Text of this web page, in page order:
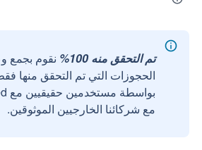
تم التحقق منه 100%
نقوم بجمع
الحجوزات التي تم التحقق منها
مع شركائنا الخارجيين الموثوقين.